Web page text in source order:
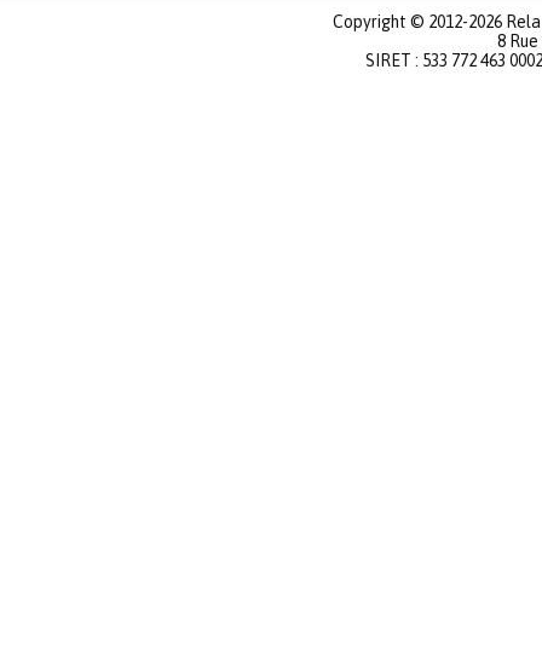
Copyright © 2012-2026
8
SIRET : 533 772 463